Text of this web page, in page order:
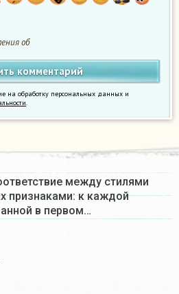
об
на обработку персональных данных и
.
между стилями
признаками: к каждой
в первом…